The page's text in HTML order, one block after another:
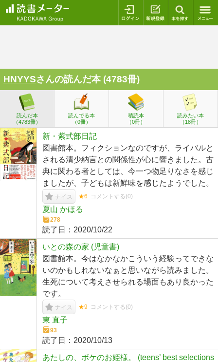
ログイン 新規登録
HNYYSさんの読んだ本 (4783冊)
読んだ本
（4783冊）
読んでる本
（0冊）
積読本
（0冊）
読みたい本
（18冊）
新・紫式部日記
図書館本。フィクションなのですが、ライバルと
される清少納言との関係性が心に響きました。古
典に関わる者としては、今一つ物足りなさを感じ
ましたが、子どもは新鮮味を感じたようでした。
ナイス ★6 コメントする(0)
夏山 かほる
278
読了日： 2020/10/22
いとの森の家 (児童書)
図書館本。今はなかなかこういう経験ってできな
いのかもしれないなぁと思いながら読みました。
生死について考えさせられる場面もあり良かった
です。
ナイス ★9 コメントする(0)
東 直子
93
読了日： 2020/10/13
あたしの、ボケのお姫様。 (teens’ best selections